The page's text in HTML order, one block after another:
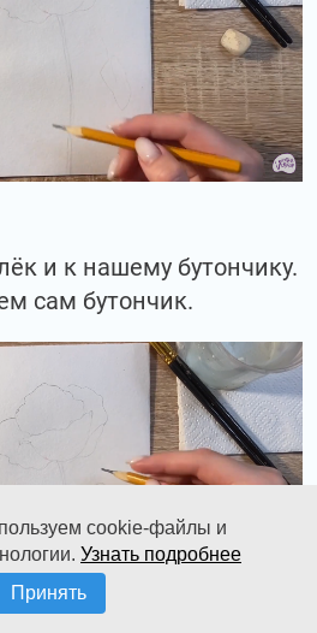
и к нашему бутончику.
сам бутончик.
cookie-файлы и
Узнать подробнее
Принять